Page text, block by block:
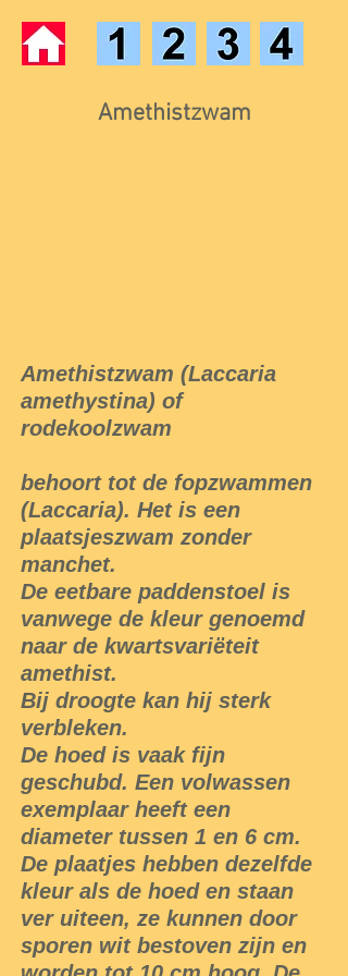
Amethistzwam
Amethistzwam (Laccaria
amethystina) of
rodekoolzwam
behoort tot de fopzwammen
(Laccaria). Het is een
plaatsjeszwam zonder
manchet.
De eetbare paddenstoel is
vanwege de kleur genoemd
naar de kwartsvariëteit
amethist.
Bij droogte kan hij sterk
verbleken.
De hoed is vaak fijn
geschubd. Een volwassen
exemplaar heeft een
diameter tussen 1 en 6 cm.
De plaatjes hebben dezelfde
kleur als de hoed en staan
ver uiteen, ze kunnen door
sporen wit bestoven zijn en